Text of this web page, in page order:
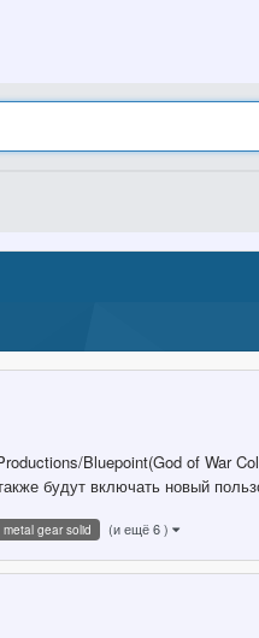
Bluepoint(God of
будут включать новый
metal gear solid (и ещё 6 )